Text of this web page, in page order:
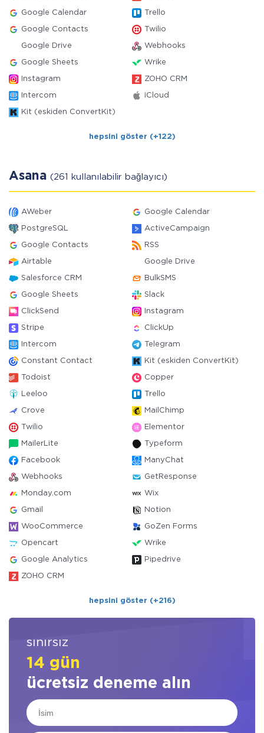
Google Calendar Trello
Google Contacts Twilio
Google Drive Webhooks
Google Sheets Wrike
Instagram ZOHO CRM
Intercom iCloud
Kit (eskiden ConvertKit)
hepsini göster (+122)
Asana (261 kullanılabilir bağlayıcı)
AWeber Google Calendar
PostgreSQL ActiveCampaign
Google Contacts RSS
Airtable Google Drive
Salesforce CRM BulkSMS
Google Sheets Slack
ClickSend Instagram
Stripe ClickUp
Intercom Telegram
Constant Contact Kit (eskiden ConvertKit)
Todoist Copper
Leeloo Trello
Crove MailChimp
Twilio Elementor
MailerLite Typeform
Facebook ManyChat
Webhooks GetResponse
Monday.com Wix
Gmail Notion
WooCommerce GoZen Forms
Opencart Wrike
Google Analytics Pipedrive
ZOHO CRM
hepsini göster (+216)
sınırsız
14 gün
ücretsiz deneme alın